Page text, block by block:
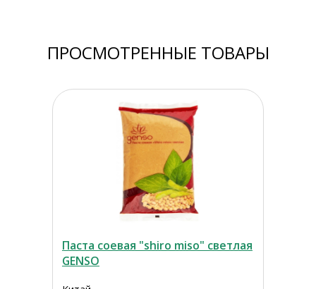
ПРОСМОТРЕННЫЕ ТОВАРЫ
Паста соевая "shiro miso" светлая
GENSO